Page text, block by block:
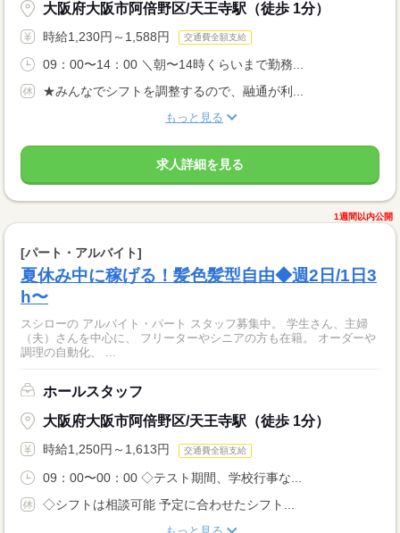
大阪府大阪市阿倍野区/天王寺駅（徒歩 1分）
時給1,230円～1,588円 交通費全額支給
09：00〜14：00 ＼朝〜14時くらいまで勤務...
★みんなでシフトを調整するので、融通が利...
もっと見る
求人詳細を見る
1週間以内公開
[パート・アルバイト]
夏休み中に稼げる！髪色髪型自由◆週2日/1日3
h〜
スシローの アルバイト・パート スタッフ募集中。 学生さん、主婦
（夫）さんを中心に、 フリーターやシニアの方も在籍。 オーダーや
調理の自動化、 ...
ホールスタッフ
大阪府大阪市阿倍野区/天王寺駅（徒歩 1分）
時給1,250円～1,613円 交通費全額支給
09：00〜00：00 ◇テスト期間、学校行事な...
◇シフトは相談可能 予定に合わせたシフト...